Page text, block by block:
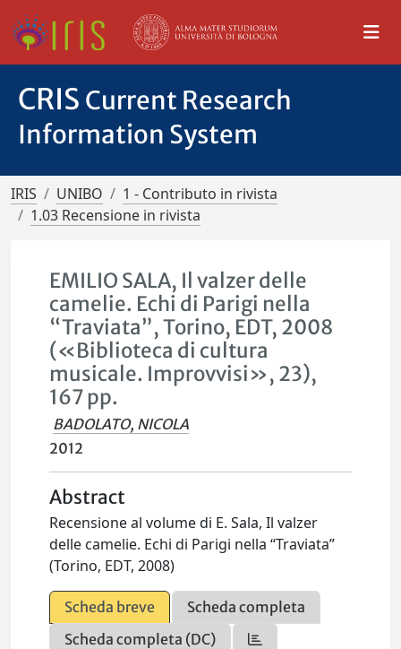
CRIS Current Research
Information System
IRIS UNIBO
1 - Contributo in rivista
1.03 Recensione in rivista
EMILIO SALA, Il valzer delle
camelie. Echi di Parigi nella
“Traviata”, Torino, EDT, 2008
(«Biblioteca di cultura
musicale. Improvvisi», 23),
167 pp.
BADOLATO, NICOLA
2012
Abstract
Recensione al volume di E. Sala, Il valzer
delle camelie. Echi di Parigi nella “Traviata”
(Torino, EDT, 2008)
Scheda breve
Scheda completa
Scheda completa (DC)